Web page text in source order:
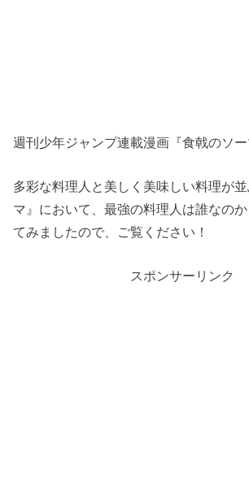
週刊少年ジャンプ連載漫画『食戟のソー
多彩な料理人と美しく美味しい料理が
マ』において、最強の料理人は誰なの
てみましたので、ご覧ください！
スポンサーリンク